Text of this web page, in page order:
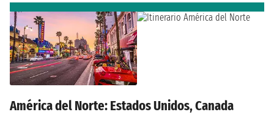
América del Norte: Estados Unidos, Canada